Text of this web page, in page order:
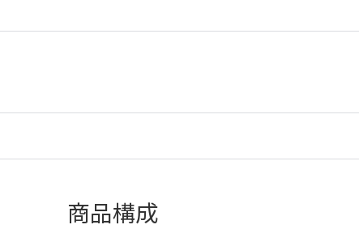
商品構成